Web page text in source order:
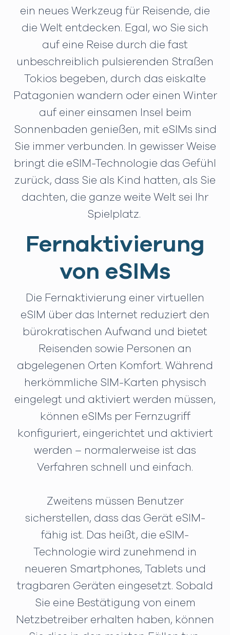
ein neues Werkzeug für Reisende, die
die Welt entdecken. Egal, wo Sie sich
auf eine Reise durch die fast
unbeschreiblich pulsierenden Straßen
Tokios begeben, durch das eiskalte
Patagonien wandern oder einen Winter
auf einer einsamen Insel beim
Sonnenbaden genießen, mit eSIMs sind
Sie immer verbunden. In gewisser Weise
bringt die eSIM-Technologie das Gefühl
zurück, dass Sie als Kind hatten, als Sie
dachten, die ganze weite Welt sei Ihr
Spielplatz.
Fernaktivierung
von eSIMs
Die Fernaktivierung einer virtuellen
eSIM über das Internet reduziert den
bürokratischen Aufwand und bietet
Reisenden sowie Personen an
abgelegenen Orten Komfort. Während
herkömmliche SIM-Karten physisch
eingelegt und aktiviert werden müssen,
können eSIMs per Fernzugriff
konfiguriert, eingerichtet und aktiviert
werden – normalerweise ist das
Verfahren schnell und einfach.
Zweitens müssen Benutzer
sicherstellen, dass das Gerät eSIM-
fähig ist. Das heißt, die eSIM-
Technologie wird zunehmend in
neueren Smartphones, Tablets und
tragbaren Geräten eingesetzt. Sobald
Sie eine Bestätigung von einem
Netzbetreiber erhalten haben, können